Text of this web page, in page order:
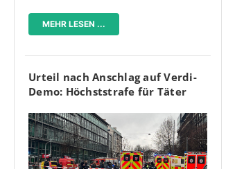
MEHR LESEN ...
Urteil nach Anschlag auf Verdi-
Demo: Höchststrafe für Täter